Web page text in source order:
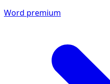
Word premium